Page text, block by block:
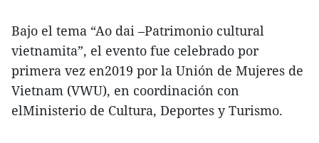
Bajo el tema “Ao dai –Patrimonio cultural
vietnamita”, el evento fue celebrado por
primera vez en2019 por la Unión de Mujeres de
Vietnam (VWU), en coordinación con
elMinisterio de Cultura, Deportes y Turismo.